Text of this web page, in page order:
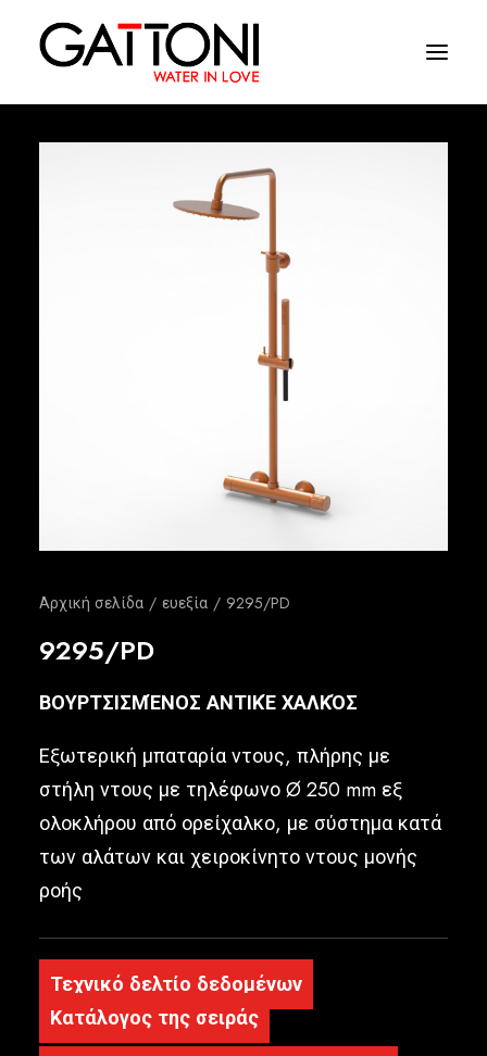
Περιβάλλοντα
Αρχική σελίδα ευεξία 9295/PD
9295/PD
ΒΟΥΡΤΣΙΣΜΈΝΟΣ ΑΝΤΙΚΈ ΧΑΛΚΌΣ
Εξωτερική μπαταρία ντους, πλήρης με
στήλη ντους με τηλέφωνο Ø 250 mm εξ
ολοκλήρου από ορείχαλκο, με σύστημα κατά
των αλάτων και χειροκίνητο ντους μονής
ροής
Τεχνικό δελτίο δεδομένων
Κατάλογος της σειράς